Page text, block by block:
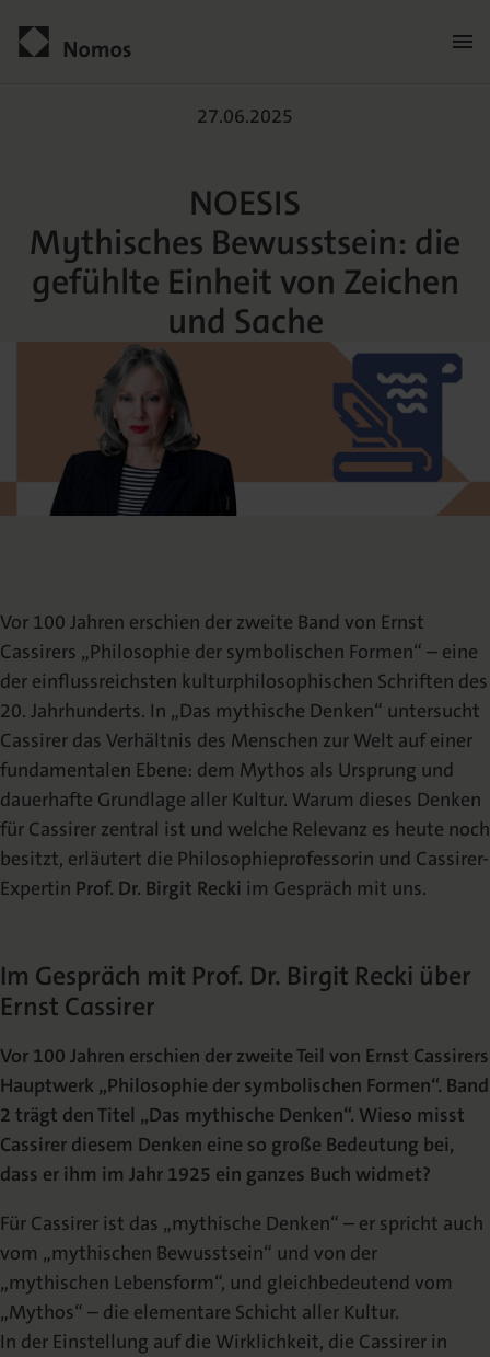
Der Verlag
Über uns
Die Nomos Verlagsgesellschaft
News
Neuigkeiten & Aktuelles
Karriere
Ihre Einstiegsmöglichkeiten
Termine
Nomos für Sie vor Ort
Programm
Praxisliteratur
Fachbücher für Jurist:innen
Sozialwissenschaften
Geisteswissenschaften
Inlibra
Die digitale Bibliothek
Wissenschaftlich Publizieren
Wissenschaftlich publizieren
Jetzt Autor:in werden
Open Access
Themenwelten
Themenwelten und Newsletter
Dozentenservice
Belegexemplar für Lehrende
Mediadaten
Werben in Fachzeitschriften
Kataloge
Aktuelle Prospekte zum Download
Shop
Podcast
Kontakt
27.06.2025
NOESIS
Mythisches Bewusstsein: die
gefühlte Einheit von Zeichen
und Sache
Vor 100 Jahren erschien der zweite Band von Ernst
Cassirers „Philosophie der symbolischen Formen“ – eine
der einflussreichsten kulturphilosophischen Schriften des
20. Jahrhunderts. In „Das mythische Denken“ untersucht
Cassirer das Verhältnis des Menschen zur Welt auf einer
fundamentalen Ebene: dem Mythos als Ursprung und
dauerhafte Grundlage aller Kultur. Warum dieses Denken
für Cassirer zentral ist und welche Relevanz es heute noch
besitzt, erläutert die Philosophieprofessorin und Cassirer-
Expertin Prof. Dr. Birgit Recki im Gespräch mit uns.
Im Gespräch mit Prof. Dr. Birgit Recki über
Ernst Cassirer
Vor 100 Jahren erschien der zweite Teil von Ernst Cassirers
Hauptwerk „Philosophie der symbolischen Formen“. Band
2 trägt den Titel „Das mythische Denken“. Wieso misst
Cassirer diesem Denken eine so große Bedeutung bei,
dass er ihm im Jahr 1925 ein ganzes Buch widmet?
Für Cassirer ist das „mythische Denken“ – er spricht auch
vom „mythischen Bewusstsein“ und von der
„mythischen Lebensform“, und gleichbedeutend vom
„Mythos“ – die elementare Schicht aller Kultur.
In der Einstellung auf die Wirklichkeit, die Cassirer in